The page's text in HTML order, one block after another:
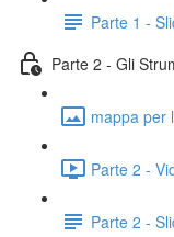
Parte 1 -
Parte 2 - Gli
mappa per
Parte 2 -
Parte 2 -